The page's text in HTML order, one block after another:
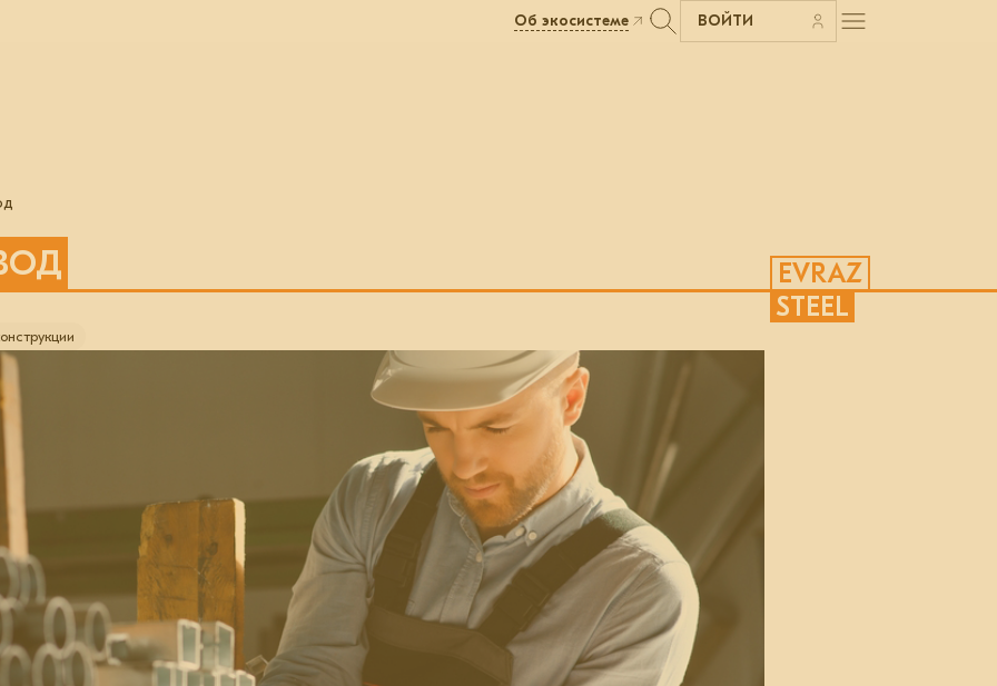
Об экосистеме ВОЙТИ
EVRAZ
STEEL